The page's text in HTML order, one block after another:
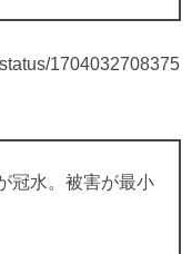
1704032708375
冠水。被害が最小